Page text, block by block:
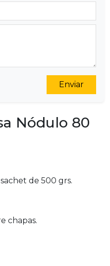
Enviar
Nódulo 80
de 500 grs.
chapas.